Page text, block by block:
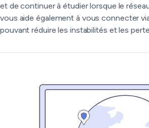
et de continuer à étudier lorsque le
vous aide également à vous connecter
pouvant réduire les instabilités et les